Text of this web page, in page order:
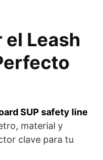
el Leash
SUP safety line
material y
clave para tu